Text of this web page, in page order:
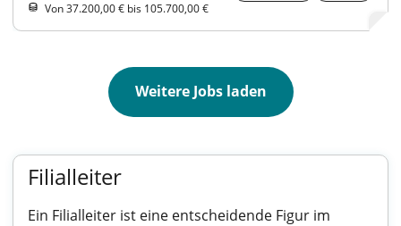
Von 37.200,00 € bis 105.700,00 €
Weitere Jobs laden
Filialleiter
Ein Filialleiter ist eine entscheidende Figur im